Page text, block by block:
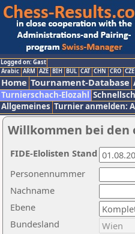
Logged on: Gast
Arabic ARM AZE BIH BUL CAT CHN CRO CZE
Home Tournament-Database
Turnierschach-Elozahl
Allgemeines Turnier anmelden:
Willkommen bei den
Nachname
Ebene
Personennummer
Bundesland
FIDE-Elolisten Stand